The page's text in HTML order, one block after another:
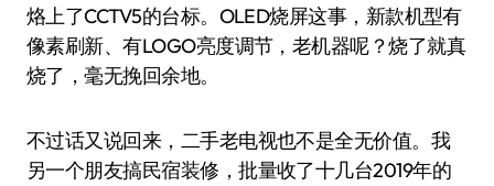
烙上了CCTV5的台标。OLED烧屏这事，新款机型有
像素刷新、有LOGO亮度调节，老机器呢？烧了就真
烧了，毫无挽回余地。
不过话又说回来，二手老电视也不是全无价值。我
另一个朋友搞民宿装修，批量收了十几台2019年的